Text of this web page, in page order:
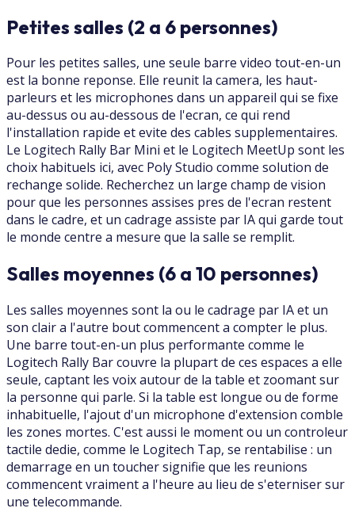
Petites salles (2 a 6 personnes)
Pour les petites salles, une seule barre video tout-en-un
est la bonne reponse. Elle reunit la camera, les haut-
parleurs et les microphones dans un appareil qui se fixe
au-dessus ou au-dessous de l'ecran, ce qui rend
l'installation rapide et evite des cables supplementaires.
Le Logitech Rally Bar Mini et le Logitech MeetUp sont les
choix habituels ici, avec Poly Studio comme solution de
rechange solide. Recherchez un large champ de vision
pour que les personnes assises pres de l'ecran restent
dans le cadre, et un cadrage assiste par IA qui garde tout
le monde centre a mesure que la salle se remplit.
Salles moyennes (6 a 10 personnes)
Les salles moyennes sont la ou le cadrage par IA et un
son clair a l'autre bout commencent a compter le plus.
Une barre tout-en-un plus performante comme le
Logitech Rally Bar couvre la plupart de ces espaces a elle
seule, captant les voix autour de la table et zoomant sur
la personne qui parle. Si la table est longue ou de forme
inhabituelle, l'ajout d'un microphone d'extension comble
les zones mortes. C'est aussi le moment ou un controleur
tactile dedie, comme le Logitech Tap, se rentabilise : un
demarrage en un toucher signifie que les reunions
commencent vraiment a l'heure au lieu de s'eterniser sur
une telecommande.